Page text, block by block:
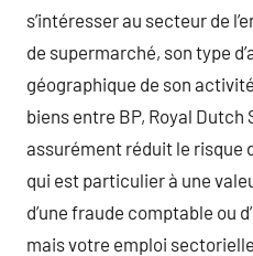
s’intéresser au secteur de
de supermarché, son type
géographique de son
biens entre BP, Royal Dutch
assurément réduit le risque
qui est particulier à une
d’une fraude comptable ou
mais votre emploi